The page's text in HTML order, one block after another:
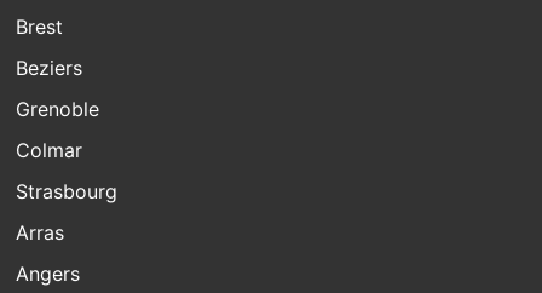
Brest
Beziers
Grenoble
Colmar
Strasbourg
Arras
Angers